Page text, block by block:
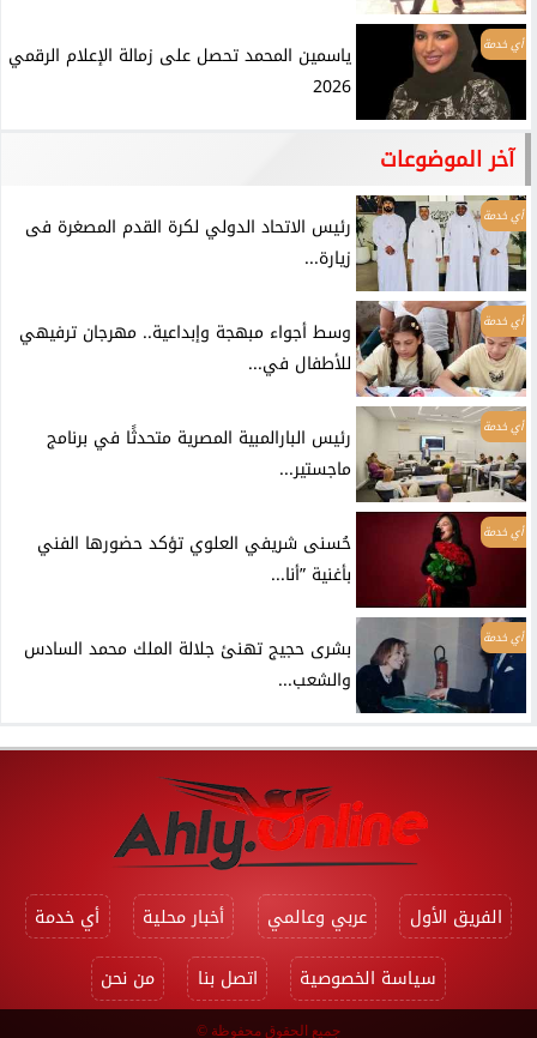
أي خدمة
ياسمين المحمد تحصل على زمالة الإعلام الرقمي
2026
آخر الموضوعات
أي خدمة
رئيس الاتحاد الدولي لكرة القدم المصغرة فى
زيارة...
أي خدمة
وسط أجواء مبهجة وإبداعية.. مهرجان ترفيهي
للأطفال في...
أي خدمة
رئيس البارالمبية المصرية متحدثًا في برنامج
ماجستير...
أي خدمة
حُسنى شريفي العلوي تؤكد حضورها الفني
بأغنية ”أنا...
أي خدمة
بشرى حجيج تهنئ جلالة الملك محمد السادس
والشعب...
الفريق الأول عربي وعالمي أخبار محلية
أي خدمة
سياسة الخصوصية
اتصل بنا من نحن
جميع الحقوق محفوظة ©